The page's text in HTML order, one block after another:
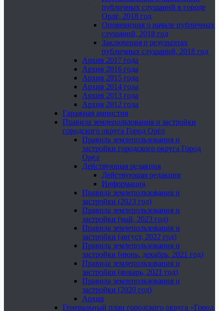
публичных слушаний в городе
Орле, 2018 год
Оповещения о начале публичных
слушаний, 2018 год
Заключения о результатах
публичных слушаний, 2018 год
Архив 2017 года
Архив 2016 года
Архив 2015 года
Архив 2014 года
Архив 2013 года
Архив 2012 года
Гаражная амнистия
Правила землепользования и застройки
городского округа Город Орёл
Правила землепользования и
застройки городского округа Город
Орёл
Действующая редакция
Действующая редакция
Информация
Правила землепользования и
застройки (2023 год)
Правила землепользования и
застройки (май, 2023 год)
Правила землепользования и
застройки (август, 2022 год)
Правила землепользования и
застройки (июнь, декабрь, 2021 год)
Правила землепользования и
застройки (январь, 2021 год)
Правила землепользования и
застройки (2020 год)
Архив
Генеральный план городского округа «Город